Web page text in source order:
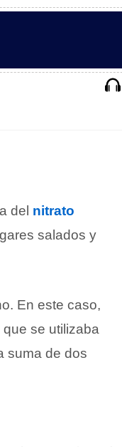
del nitrato
salados y
En este caso,
se utilizaba
suma de dos